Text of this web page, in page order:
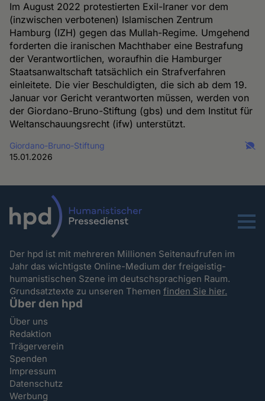
Im August 2022 protestierten Exil-Iraner vor dem
(inzwischen verbotenen) Islamischen Zentrum
Hamburg (IZH) gegen das Mullah-Regime. Umgehend
forderten die iranischen Machthaber eine Bestrafung
der Verantwortlichen, woraufhin die Hamburger
Staatsanwaltschaft tatsächlich ein Strafverfahren
einleitete. Die vier Beschuldigten, die sich ab dem 19.
Januar vor Gericht verantworten müssen, werden von
der Giordano-Bruno-Stiftung (gbs) und dem Institut für
Weltanschauungsrecht (ifw) unterstützt.
Giordano-Bruno-Stiftung
15.01.2026
Menu
Der hpd ist mit mehreren Millionen Seitenaufrufen im
Jahr das wichtigste Online-Medium der freigeistig-
humanistischen Szene im deutschsprachigen Raum.
Grundsatztexte zu unseren Themenfinden Sie hier.
Über den hpd
Über uns
Redaktion
Trägerverein
Spenden
Impressum
Datenschutz
Werbung